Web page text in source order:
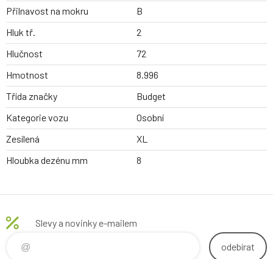
Přilnavost na mokru
B
Hluk tř.
2
Hlučnost
72
Hmotnost
8.996
Třída značky
Budget
Kategorie vozu
Osobní
Zesílená
XL
Hloubka dezénu mm
8
Slevy a novinky e-mailem
odebírat